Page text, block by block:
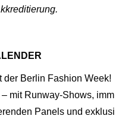
der Berlin Fashion Week!
mit Runway-Shows, imm
Panels und exklusi